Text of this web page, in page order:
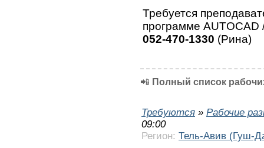
Требуется
программе
052-470-1330 (Рина)
📲 Полный список
Требуются » Рабочие
09:00
Регион: Тель-Авив (Гуш-